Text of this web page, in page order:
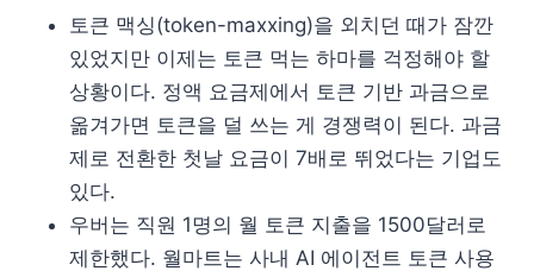
토큰 맥싱(token-maxxing)을 외치던 때가 잠깐
있었지만 이제는 토큰 먹는 하마를 걱정해야 할
상황이다. 정액 요금제에서 토큰 기반 과금으로
옮겨가면 토큰을 덜 쓰는 게 경쟁력이 된다. 과금
제로 전환한 첫날 요금이 7배로 뛰었다는 기업도
있다.
우버는 직원 1명의 월 토큰 지출을 1500달러로
제한했다. 월마트는 사내 AI 에이전트 토큰 사용